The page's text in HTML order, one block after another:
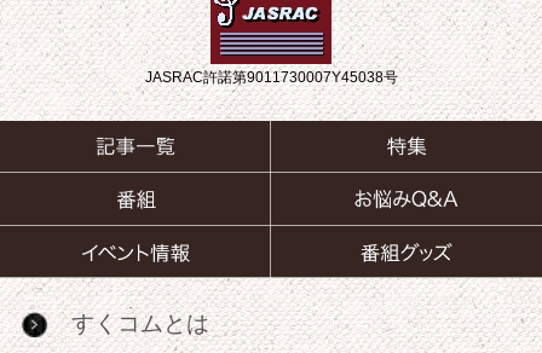
JASRAC許諾第9011730007Y45038号
すくコムとは